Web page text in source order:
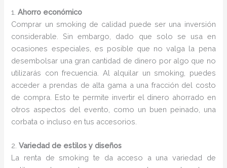
1.Ahorro económico
Comprar un smoking de calidad puede ser una inversión
considerable. Sin embargo, dado que solo se usa en
ocasiones especiales, es posible que no valga la pena
desembolsar una gran cantidad de dinero por algo que no
utilizarás con frecuencia. Al alquilar un smoking, puedes
acceder a prendas de alta gama a una fracción del costo
de compra. Esto te permite invertir el dinero ahorrado en
otros aspectos del evento, como un buen peinado, una
corbata o incluso en tus accesorios.
2.Variedad de estilos y diseños
La renta de smoking te da acceso a una variedad de